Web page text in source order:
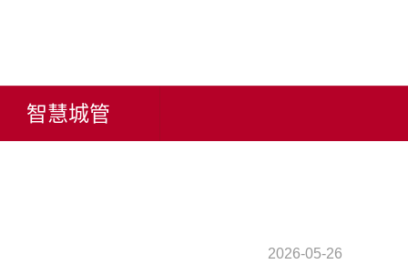
智慧城管
2026-05-26